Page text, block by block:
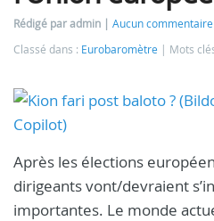
Rédigé par admin
Aucun commentaire
Classé dans : Eurobaromètre Mots
Après les élections
dirigeants vont/devraient
importantes. Le monde